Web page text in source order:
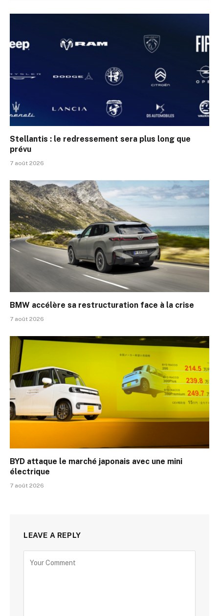
Stellantis : le redressement sera plus long que
prévu
7 août 2026
BMW accélère sa restructuration face à la crise
7 août 2026
BYD attaque le marché japonais avec une mini
électrique
7 août 2026
LEAVE A REPLY